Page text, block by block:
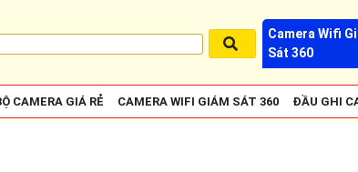
Camera Wifi
Sát 360
CAMERA GIÁ RẺ CAMERA WIFI GIÁM SÁT 360 ĐẦU GHI